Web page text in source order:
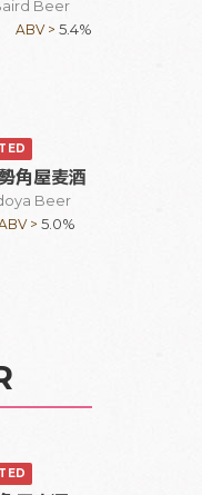
Beer
ABV > 5.4%
角屋麦酒
Beer
> 5.0%